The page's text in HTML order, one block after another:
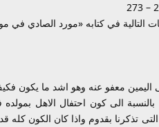
في كتابه «مورد الصادي في
اليمين معفو عنه وهو اشد ما يكون
الى كون احتفال الاهل بمولده
تذكرنا بقدوم واذا كان الكون كله